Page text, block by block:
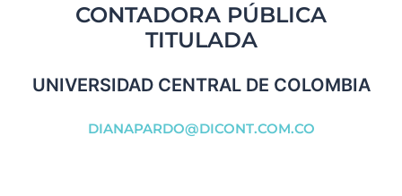
CONTADORA PÚBLICA
TITULADA
UNIVERSIDAD CENTRAL DE COLOMBIA
DIANAPARDO@DICONT.COM.CO